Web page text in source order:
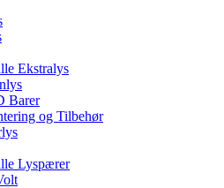
Ekstralys
Barer
og Tilbehør
Lyspærer